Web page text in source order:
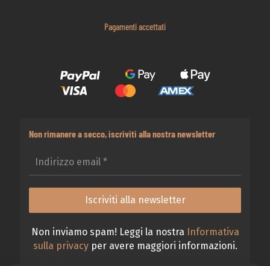
Pagamenti accettati
Non rimanere a secco, iscriviti alla nostra newsletter
Non inviamo spam! Leggi la nostra Informativa
sulla privacyper avere maggiori informazioni.